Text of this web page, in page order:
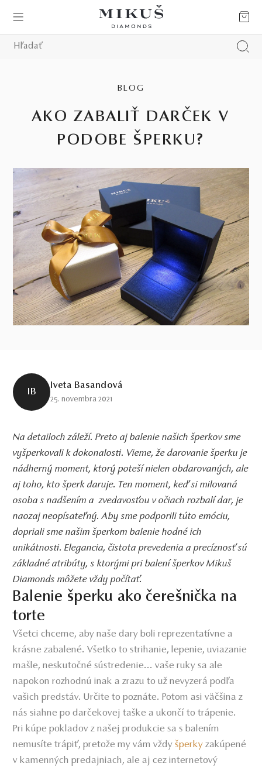
BLOG
AKO ZABALIŤ DARČEK V
PODOBE ŠPERKU?
IB
Iveta Basandová
25. novembra 2021
Na detailoch záleží. Preto aj balenie našich šperkov sme
vyšperkovali k dokonalosti. Vieme, že darovanie šperku je
nádherný moment, ktorý poteší nielen obdarovaných, ale
aj toho, kto šperk daruje. Ten moment, keď si milovaná
osoba s nadšením a zvedavosťou v očiach rozbalí dar, je
naozaj neopísateľný. Aby sme podporili túto emóciu,
dopriali sme našim šperkom balenie hodné ich
unikátnosti. Elegancia, čistota prevedenia a precíznosť sú
základné atribúty, s ktorými pri balení šperkov Mikuš
Diamonds môžete vždy počítať.
Balenie šperku ako čerešnička na
torte
Všetci chceme, aby naše dary boli reprezentatívne a
krásne zabalené. Všetko to strihanie, lepenie, uviazanie
mašle, neskutočné sústredenie... vaše ruky sa ale
napokon rozhodnú inak a zrazu to už nevyzerá podľa
vašich predstáv. Určite to poznáte. Potom asi väčšina z
nás siahne po darčekovej taške a ukončí to trápenie.
Pri kúpe pokladov z našej produkcie sa s balením
nemusíte trápiť, pretože my vám vždyšperky zakúpené
v kamenných predajniach, ale aj cez internetový